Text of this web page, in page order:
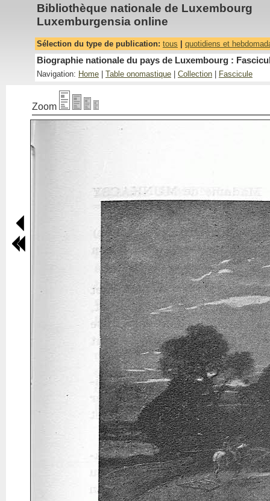
Bibliothèque nationale de Luxembourg
Luxemburgensia online
Sélection du type de publication: tous quotidiens et
Biographie nationale du pays de Luxembourg :
Navigation: Home Table onomastique Collection Fascicule
Zoom